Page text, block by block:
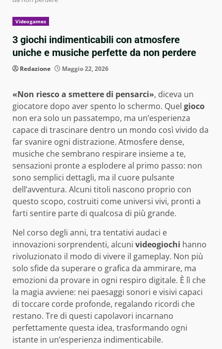
Videogames
3 giochi indimenticabili con atmosfere
uniche e musiche perfette da non perdere
Redazione Maggio 22, 2026
«Non riesco a smettere di pensarci», diceva un
giocatore dopo aver spento lo schermo. Quel gioco
non era solo un passatempo, ma un’esperienza
capace di trascinare dentro un mondo così vivido da
far svanire ogni distrazione. Atmosfere dense,
musiche che sembrano respirare insieme a te,
sensazioni pronte a esplodere al primo passo: non
sono semplici dettagli, ma il cuore pulsante
dell’avventura. Alcuni titoli nascono proprio con
questo scopo, costruiti come universi vivi, pronti a
farti sentire parte di qualcosa di più grande.
Nel corso degli anni, tra tentativi audaci e
innovazioni sorprendenti, alcuni videogiochi hanno
rivoluzionato il modo di vivere il gameplay. Non più
solo sfide da superare o grafica da ammirare, ma
emozioni da provare in ogni respiro digitale. È lì che
la magia avviene: nei paesaggi sonori e visivi capaci
di toccare corde profonde, regalando ricordi che
restano. Tre di questi capolavori incarnano
perfettamente questa idea, trasformando ogni
istante in un’esperienza indimenticabile.